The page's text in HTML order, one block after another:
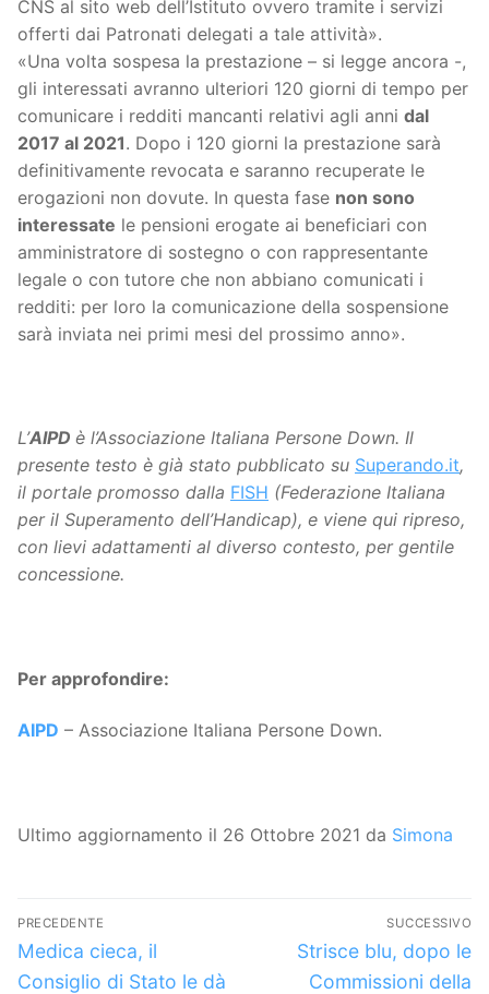
CNS al sito web dell’Istituto ovvero tramite i servizi
offerti dai Patronati delegati a tale attività».
«Una volta sospesa la prestazione – si legge ancora -,
gli interessati avranno ulteriori 120 giorni di tempo per
comunicare i redditi mancanti relativi agli anni dal
2017 al 2021. Dopo i 120 giorni la prestazione sarà
definitivamente revocata e saranno recuperate le
erogazioni non dovute. In questa fase non sono
interessate le pensioni erogate ai beneficiari con
amministratore di sostegno o con rappresentante
legale o con tutore che non abbiano comunicati i
redditi: per loro la comunicazione della sospensione
sarà inviata nei primi mesi del prossimo anno».
L’AIPD è l’Associazione Italiana Persone Down. Il
presente testo è già stato pubblicato su Superando.it,
il portale promosso dalla FISH (Federazione Italiana
per il Superamento dell’Handicap), e viene qui ripreso,
con lievi adattamenti al diverso contesto, per gentile
concessione.
Per approfondire:
AIPD – Associazione Italiana Persone Down.
Ultimo aggiornamento il 26 Ottobre 2021 da Simona
Navigazione
articoli
PRECEDENTE
Articolo
precedente:
Medica cieca, il
Consiglio di Stato le dà
SUCCESSIVO
Articolo
successivo:
Strisce blu, dopo le
Commissioni della